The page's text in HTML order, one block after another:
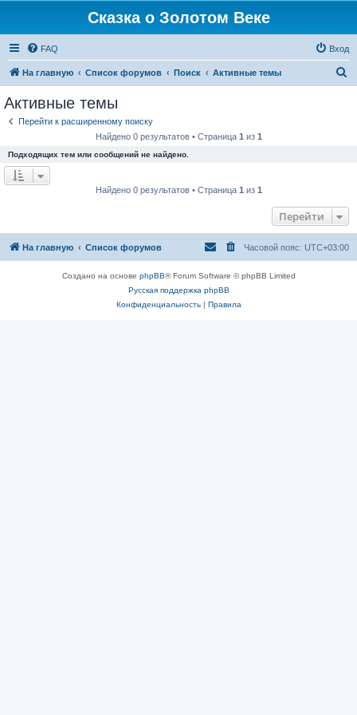
Сказка о Золотом Веке
FAQ Вход
На главную Список форумов Поиск Активные темы
Активные темы
Перейти к расширенному поиску
Найдено 0 результатов • Страница 1 из 1
Подходящих тем или сообщений не найдено.
Найдено 0 результатов • Страница 1 из 1
Перейти
На главную Список форумов Часовой пояс: UTC+03:00
Создано на основе phpBB® Forum Software © phpBB Limited
Русская поддержка phpBB
Конфиденциальность| Правила